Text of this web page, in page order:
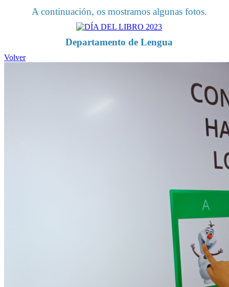
A continuación, os mostramos algunas fotos.
Departamento de Lengua
Volver